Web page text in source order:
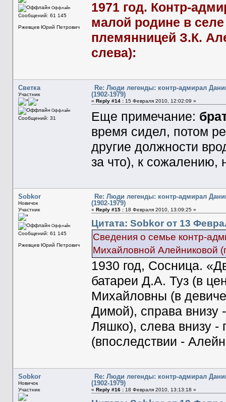
Оффлайн
Сообщений: 61 145
Ржевцев Юрий Петрович
1971 год. Контр-
малой родине в
племянницей З.К.
слева):
Светка
Участник
Оффлайн
Сообщений: 31
Re: Люди легенды: контр-адмирал
(1902-1979)
« Reply #14 :15 Февраля 2010, 12:02:09 »
Еще примечание:
время сидел, потом
другие должности
за что), к сожалению,
Sobkor
Новичок
Участник
Оффлайн
Сообщений: 61 145
Ржевцев Юрий Петрович
Re: Люди легенды: контр-адмирал
(1902-1979)
« Reply #15 :18 Февраля 2010, 13:09:25 »
Цитата: Sobkor от 13
Сведения о семье контр-
Михайловной Алейниковой
1930 год, Сосница.
батареи Д.А. Туз (в
Михайловны (в
Димой), справа внизу
Ляшко), слева внизу
(впоследствии -
Sobkor
Новичок
Участник
Re: Люди легенды: контр-адмирал
(1902-1979)
« Reply #16 :18 Февраля 2010, 13:13:18 »